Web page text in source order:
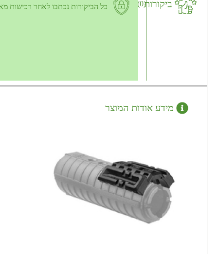
ביקורות(0) כל הביקורות נכתבו לאחר רכישות
מידע אודות המוצר